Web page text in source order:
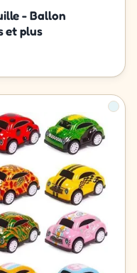
- Ballon
et plus